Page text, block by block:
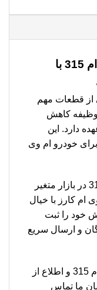
خرید بلبرینگ چرخ عقب ام وی ام 315 با
عقب ام وی ام 315 یکی از قطعات مهم
کاهش
دارد. این
خودرو ام وی
قیمت بلبرینگ چرخ عقب ام وی ام 315 در بازار متغیر
ام کارز با خیال
خود را ثبت
و ارسال سریع
برای خرید بلبرینگ چرخ عقب ام وی ام 315 و اطلاع از
ما تماس